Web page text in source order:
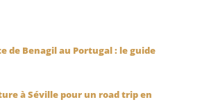
de Benagil au Portugal : le guide
à Séville pour un road trip en